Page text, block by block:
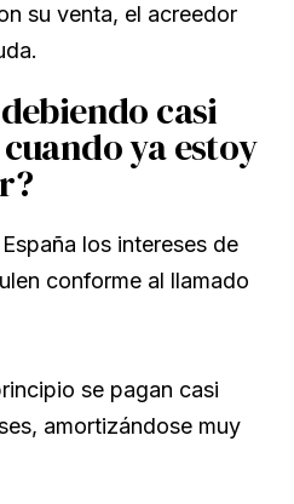
su venta, el acreedor
casi
ya estoy
los intereses de
conforme al llamado
se pagan casi
amortizándose muy